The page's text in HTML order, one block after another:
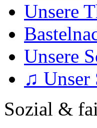
Unsere
Unsere
♫ Unser
Sozial &